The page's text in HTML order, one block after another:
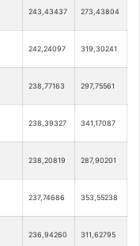
243,43437 273,43804
242,24097 319,30241
238,77163 297,75561
238,39327 341,17087
238,20819 287,90201
237,74686 353,55238
236,94260 311,62795